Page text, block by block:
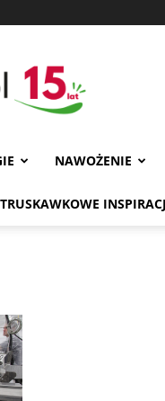
NAWOŻENIE
TRUSKAWKOWE